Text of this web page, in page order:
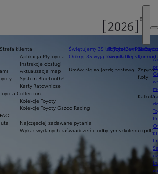
in
Świętujemy 35 lat Toyoty w Polsce
Odkryj 35 wyjątkowych ofert
Umów się na jazdę testową
Toyota Central
Skontaktuj się zKomfort
Zapytaj
floty
Strefa klienta
Aplikacja MyToyota
Instrukcje obsługi
Aktualizacja map
System Bluetooth®
Karty Ratownicze
Toyota Collection
Kolekcje Toyoty
Kolekcje Toyoty Gazoo Racing
FAQ
Najczęściej zadawane pytania
Wykaz wydanych zaświadczeń o odbytym szkoleniu (pdf)